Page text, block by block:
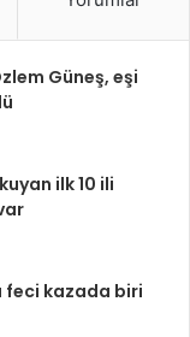
Güneş, eşi
ilk 10 ili
feci kazada biri